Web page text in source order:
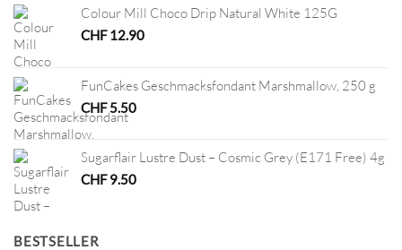
Colour Mill Choco Drip Natural White 125G
CHF12.90
FunCakes Geschmacksfondant Marshmallow, 250 g
CHF5.50
Sugarflair Lustre Dust – Cosmic Grey (E171 Free) 4g
CHF9.50
BESTSELLER